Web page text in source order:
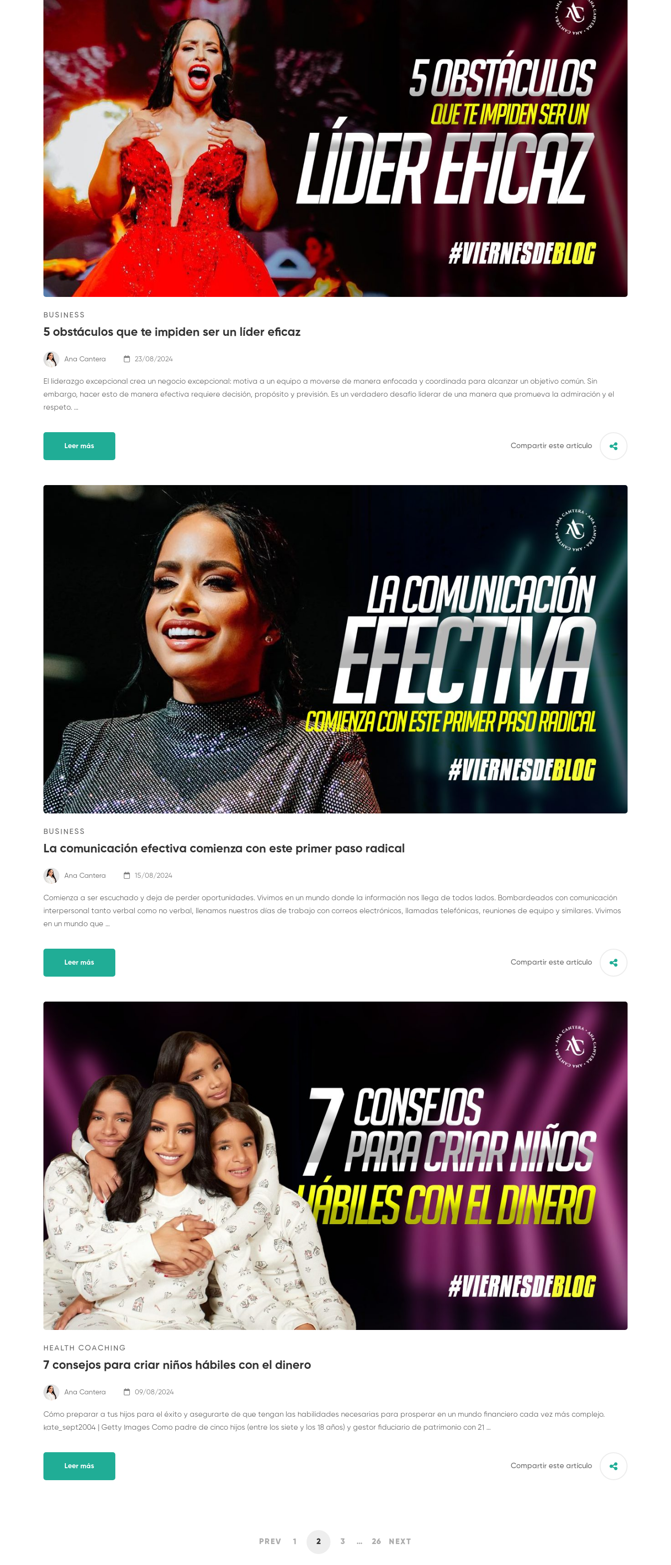
BUSINESS
5 obstáculos que te impiden ser un líder eficaz
Ana Cantera 23/08/2024
El liderazgo excepcional crea un negocio excepcional: motiva a un equipo a moverse de manera enfocada y coordinada para alcanzar un objetivo común. Sin
embargo, hacer esto de manera efectiva requiere decisión, propósito y previsión. Es un verdadero desafío liderar de una manera que promueva la admiración y el
respeto. …
Leer más Compartir este artículo
BUSINESS
La comunicación efectiva comienza con este primer paso radical
Ana Cantera 15/08/2024
Comienza a ser escuchado y deja de perder oportunidades. Vivimos en un mundo donde la información nos llega de todos lados. Bombardeados con comunicación
interpersonal tanto verbal como no verbal, llenamos nuestros días de trabajo con correos electrónicos, llamadas telefónicas, reuniones de equipo y similares. Vivimos
en un mundo que …
Leer más Compartir este artículo
HEALTH COACHING
7 consejos para criar niños hábiles con el dinero
Ana Cantera 09/08/2024
Cómo preparar a tus hijos para el éxito y asegurarte de que tengan las habilidades necesarias para prosperar en un mundo financiero cada vez más complejo.
kate_sept2004 | Getty Images Como padre de cinco hijos (entre los siete y los 18 años) y gestor fiduciario de patrimonio con 21 …
Leer más Compartir este artículo
PREV 1 2 3 … 26 NEXT